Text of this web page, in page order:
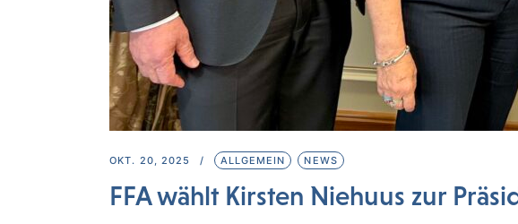
OKT. 20, 2025 ALLGEMEIN NEWS
FFA wählt Kirsten Niehuus zur